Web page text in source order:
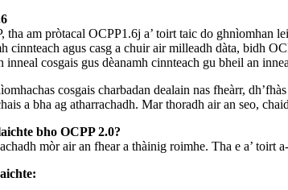
tha am pròtacal OCPP1.6j a’ toirt taic do ghnìomhan
cinnteach agus casg a chuir air milleadh dàta, bidh
inneal cosgais gus dèanamh cinnteach gu bheil an
cosgais charbadan dealain nas fheàrr,
a bha ag atharrachadh. Mar thoradh air an seo,
bho OCPP 2.0?
mòr air an fhear a thàinig roimhe. Tha e a’ toirt